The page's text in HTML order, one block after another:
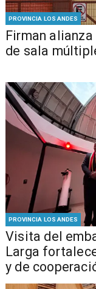
PROVINCIA LOS ANDES
​​Firman
de sala
PROVINCIA LOS ANDES
​Visita del
Larga
y de